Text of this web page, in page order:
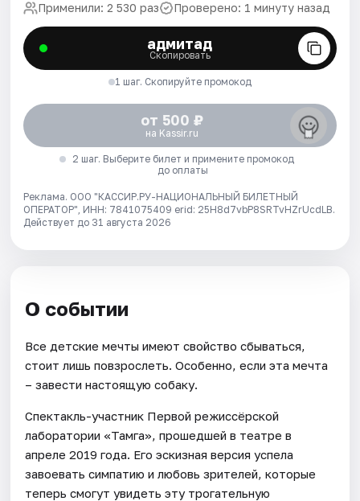
Применили: 2 530 раз Проверено: 1 минуту назад
адмитад
Скопировать
1 шаг. Скопируйте промокод
от 500 ₽
на Kassir.ru
2 шаг. Выберите билет и примените промокод
до оплаты
Реклама. ООО "КАССИР.РУ-НАЦИОНАЛЬНЫЙ БИЛЕТНЫЙ
ОПЕРАТОР", ИНН: 7841075409 erid: 25H8d7vbP8SRTvHZrUcdLB.
Действует до 31 августа 2026
О событии
Все детские мечты имеют свойство сбываться,
стоит лишь повзрослеть. Особенно, если эта мечта
– завести настоящую собаку.
Спектакль-участник Первой режиссёрской
лаборатории «Тамга», прошедшей в театре в
апреле 2019 года. Его эскизная версия успела
завоевать симпатию и любовь зрителей, которые
теперь смогут увидеть эту трогательную